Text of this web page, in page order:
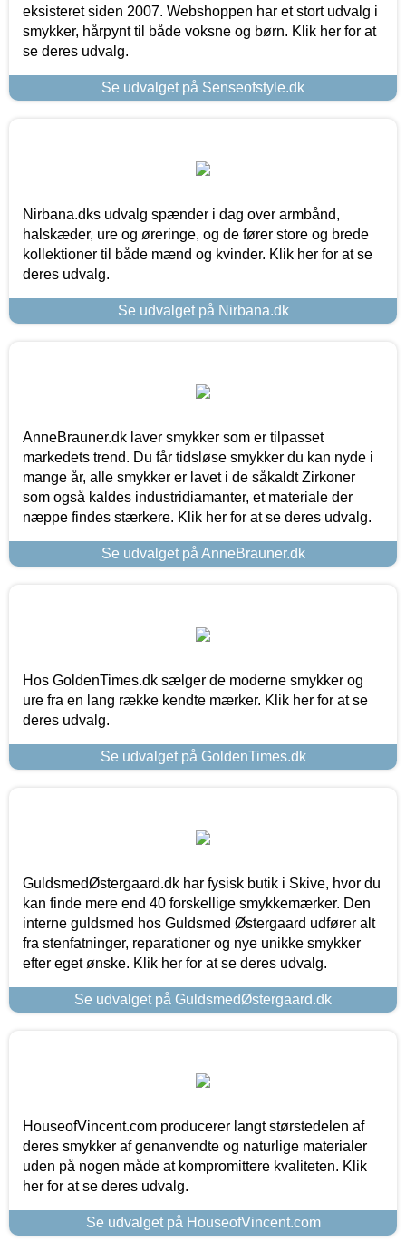
eksisteret siden 2007. Webshoppen har et stort udvalg i
smykker, hårpynt til både voksne og børn. Klik her for at
se deres udvalg.
Se udvalget på Senseofstyle.dk
Nirbana.dks udvalg spænder i dag over armbånd,
halskæder, ure og øreringe, og de fører store og brede
kollektioner til både mænd og kvinder. Klik her for at se
deres udvalg.
Se udvalget på Nirbana.dk
AnneBrauner.dk laver smykker som er tilpasset
markedets trend. Du får tidsløse smykker du kan nyde i
mange år, alle smykker er lavet i de såkaldt Zirkoner
som også kaldes industridiamanter, et materiale der
næppe findes stærkere. Klik her for at se deres udvalg.
Se udvalget på AnneBrauner.dk
Hos GoldenTimes.dk sælger de moderne smykker og
ure fra en lang række kendte mærker. Klik her for at se
deres udvalg.
Se udvalget på GoldenTimes.dk
GuldsmedØstergaard.dk har fysisk butik i Skive, hvor du
kan finde mere end 40 forskellige smykkemærker. Den
interne guldsmed hos Guldsmed Østergaard udfører alt
fra stenfatninger, reparationer og nye unikke smykker
efter eget ønske. Klik her for at se deres udvalg.
Se udvalget på GuldsmedØstergaard.dk
HouseofVincent.com producerer langt størstedelen af
deres smykker af genanvendte og naturlige materialer
uden på nogen måde at kompromittere kvaliteten. Klik
her for at se deres udvalg.
Se udvalget på HouseofVincent.com